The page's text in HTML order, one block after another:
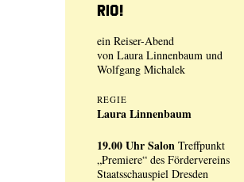
Rio!
ein Reiser-Abend
von Laura Linnenbaum und
Wolfgang Michalek
REGIE
Laura Linnenbaum
19.00 UhrSalon Treffpunkt
„Premiere“ des Fördervereins
Staatsschauspiel Dresden